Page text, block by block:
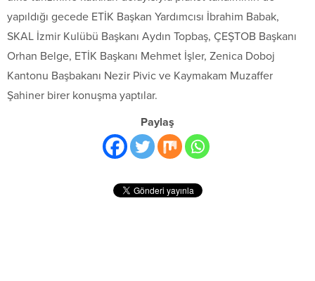
yapıldığı gecede ETİK Başkan Yardımcısı İbrahim Babak,
SKAL İzmir Kulübü Başkanı Aydın Topbaş, ÇEŞTOB Başkanı
Orhan Belge, ETİK Başkanı Mehmet İşler, Zenica Doboj
Kantonu Başbakanı Nezir Pivic ve Kaymakam Muzaffer
Şahiner birer konuşma yaptılar.
Paylaş